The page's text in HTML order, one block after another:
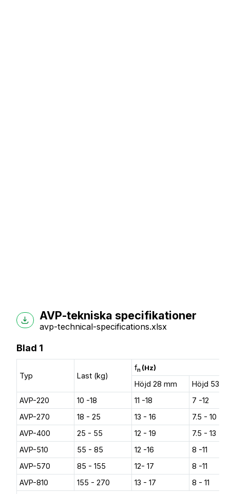
AVP-tekniska specifikationer
avp-technical-specifications.xlsx
Blad 1
Typ Last (kg)
fn (Hz)
Höjd 28 mm
Höjd 53
AVP-220
10 -18 11 -18
7 -12
AVP-270
18 - 25 13 - 16
7.5 - 10
AVP-400
25 - 55 12 - 19
7.5 - 13
AVP-510
55 - 85 12 -16
8 -11
AVP-570
85 - 155 12- 17
8 -11
AVP-810
155 - 270 13 - 17
8 - 11